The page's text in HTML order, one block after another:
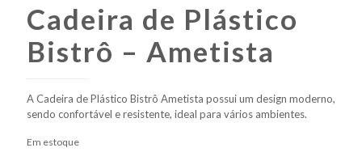
Cadeira de Plástico
Bistrô – Ametista
A Cadeira de Plástico Bistrô Ametista possui um design moderno,
sendo confortável e resistente, ideal para vários ambientes.
Em estoque